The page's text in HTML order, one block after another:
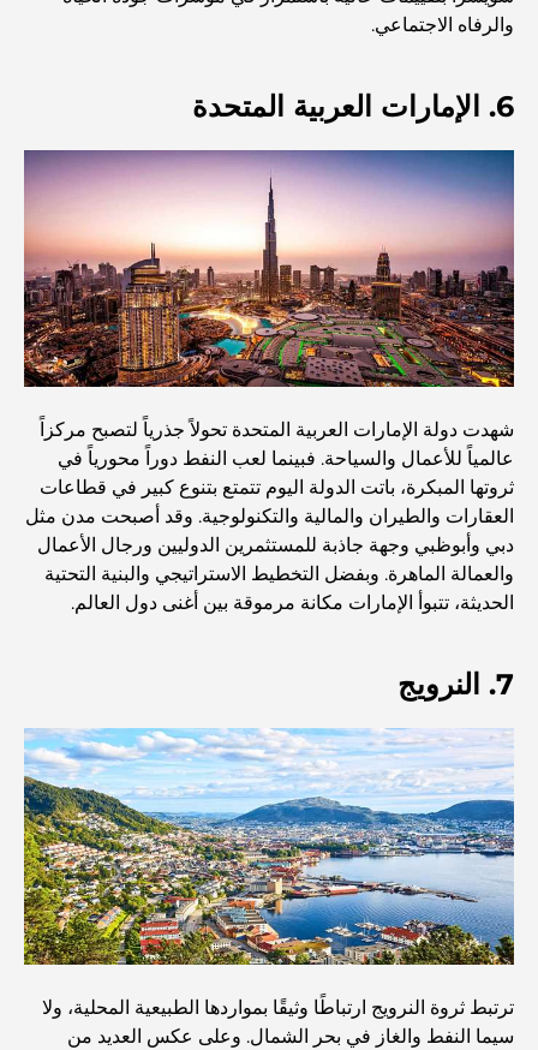
دليل صالات الرياضة في داماك هيلز: أفضل خيارات اللياقة
البدنية في المنطقة المحيطة
أفضل مراكز التسوق في دبي للتسوق والترفيه
أنشطة يمكنك القيام بها في مركز دبي المالي العالمي:
استكشف أكثر مناطق دبي حيوية
بطاقات الائتمان في الإمارات العربية المتحدة: دليل شامل
للإنفاق الذكي
مستشفى في مركز دبي المالي العالمي: رعاية طبية عالمية
المستوى في دبي
البدنية بأسلوب حياة الأعمال
أندر سيارة في العالم: أساطير السيارات التي لا تُقدر بثمن
منصات التداول في الإمارات العربية المتحدة: دليل للمستثمرين
العصريين
نادي شاطئ العائلة في دبي: حيث يلتقي المرح بالاسترخاء
أفضل مدارس البكالوريا الدولية في دبي: دليل شامل لأولياء
الأمور
والرفاه الاجتماعي.
6. الإمارات العربية المتحدة
شهدت دولة الإمارات العربية المتحدة تحولاً جذرياً لتصبح مركزاً
عالمياً للأعمال والسياحة. فبينما لعب النفط دوراً محورياً في
ثروتها المبكرة، باتت الدولة اليوم تتمتع بتنوع كبير في قطاعات
العقارات والطيران والمالية والتكنولوجية. وقد أصبحت مدن مثل
دبي وأبوظبي وجهة جاذبة للمستثمرين الدوليين ورجال الأعمال
والعمالة الماهرة. وبفضل التخطيط الاستراتيجي والبنية التحتية
الحديثة، تتبوأ الإمارات مكانة مرموقة بين أغنى دول العالم.
7. النرويج
ترتبط ثروة النرويج ارتباطًا وثيقًا بمواردها الطبيعية المحلية، ولا
سيما النفط والغاز في بحر الشمال. وعلى عكس العديد من